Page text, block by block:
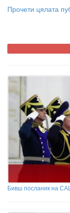
Прочети цялата
Бивш посланик на